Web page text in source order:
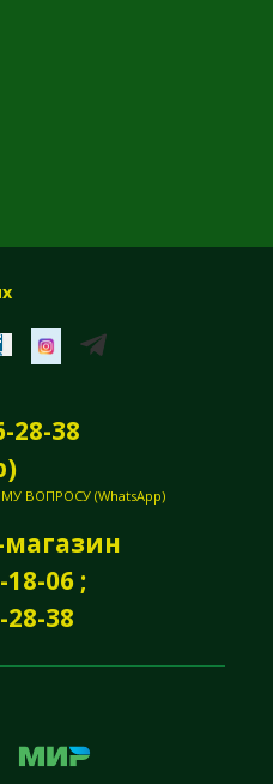
28-38
ВОПРОСУ (WhatsApp)
06 ;
28-38